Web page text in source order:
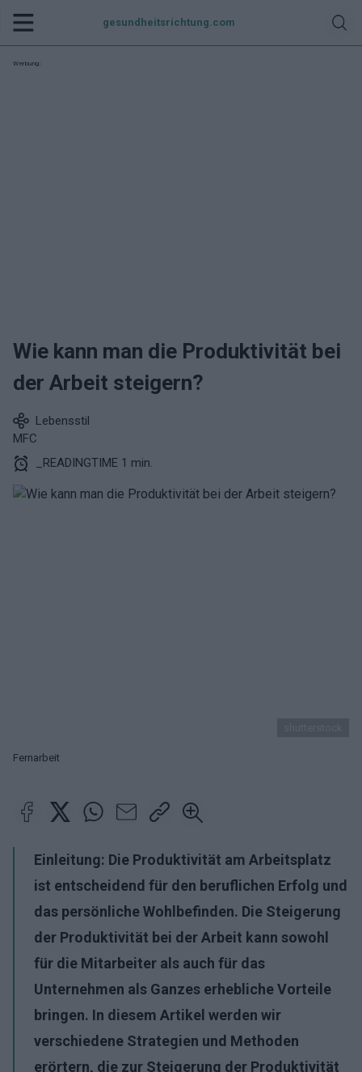
gesundheitsrichtung.com
Werbung:
Wie kann man die Produktivität bei
der Arbeit steigern?
Lebensstil
MFC
_READINGTIME 1 min.
Fernarbeit
Einleitung: Die Produktivität am Arbeitsplatz
ist entscheidend für den beruflichen Erfolg und
das persönliche Wohlbefinden. Die Steigerung
der Produktivität bei der Arbeit kann sowohl
für die Mitarbeiter als auch für das
Unternehmen als Ganzes erhebliche Vorteile
bringen. In diesem Artikel werden wir
verschiedene Strategien und Methoden
erörtern, die zur Steigerung der Produktivität